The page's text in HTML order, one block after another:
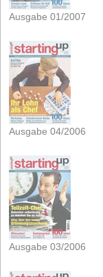
Ausgabe 01/2007
Ausgabe 04/2006
Ausgabe 03/2006